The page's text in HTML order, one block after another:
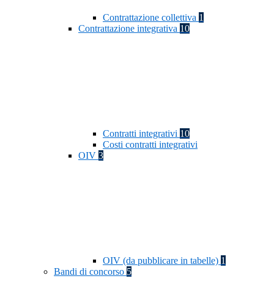
Contrattazione collettiva 1
Contrattazione integrativa 10
Contratti integrativi 10
Costi contratti integrativi
OIV 3
OIV (da pubblicare in tabelle) 1
Bandi di concorso 5